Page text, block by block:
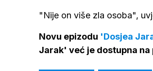
"Nije on više zla osoba",
Novu epizodu 'Dosjea
Jarak' već je dostupna